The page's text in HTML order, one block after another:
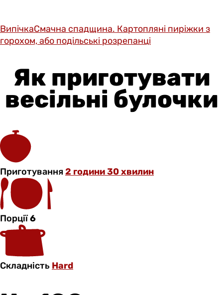
ВипічкаСмачна спадщина. Картопляні пиріжки з
горохом, або подільські розрепанці
Як приготувати
весільні булочки
Приготування2 години 30 хвилин
Порції6
Складність Hard